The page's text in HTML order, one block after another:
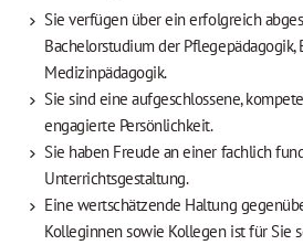
Sie verfügen über ein erfolgreich
Bachelorstudium der Pflegepädagogik,
Medizinpädagogik.
Sie sind eine aufgeschlossene,
engagierte Persönlichkeit.
Sie haben Freude an einer fachlich
Unterrichtsgestaltung.
Eine wertschätzende Haltung
Kolleginnen sowie Kollegen ist für Sie